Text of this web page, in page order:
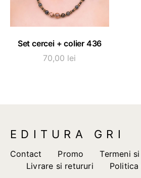
ADAUGĂ ÎN COȘ
Set cercei + colier 436
70,00 lei
EDITURA GRI
Contact Promo
Termeni
Livrare si retururi
Politica